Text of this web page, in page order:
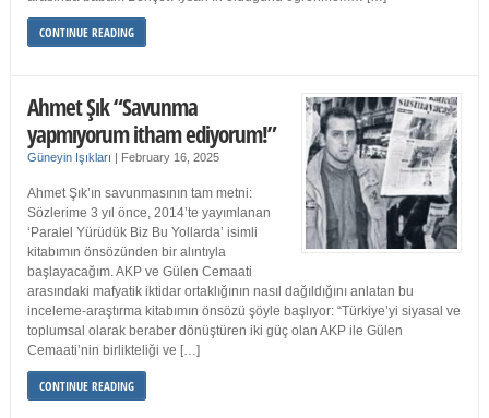
CONTINUE READING
Ahmet Şık “Savunma
yapmıyorum itham ediyorum!”
Güneyin Işıkları | February 16, 2025
Ahmet Şık’ın savunmasının tam metni:
Sözlerime 3 yıl önce, 2014’te yayımlanan
‘Paralel Yürüdük Biz Bu Yollarda’ isimli
kitabımın önsözünden bir alıntıyla
başlayacağım. AKP ve Gülen Cemaati
arasındaki mafyatik iktidar ortaklığının nasıl dağıldığını anlatan bu
inceleme-araştırma kitabımın önsözü şöyle başlıyor: “Türkiye’yi siyasal ve
toplumsal olarak beraber dönüştüren iki güç olan AKP ile Gülen
Cemaati’nin birlikteliği ve […]
CONTINUE READING